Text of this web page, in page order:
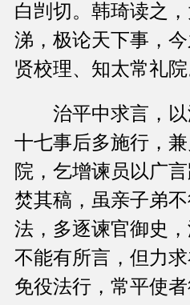
白剀切。韩琦读之
涕，极论天下事，
贤校理、知太常礼院
治平中求言，以
十七事后多施行，
院，乞增谏员以广
焚其稿，虽亲子弟
法，多逐谏官御史
不能有所言，但力求
免役法行，常平使